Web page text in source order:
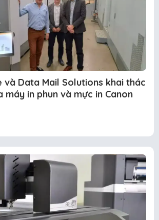
và Data Mail Solutions khai thác
máy in phun và mực in Canon